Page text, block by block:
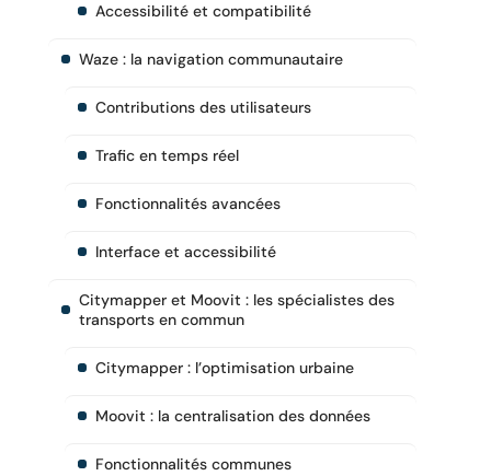
Accessibilité et compatibilité
Waze : la navigation communautaire
Contributions des utilisateurs
Trafic en temps réel
Fonctionnalités avancées
Interface et accessibilité
Citymapper et Moovit : les spécialistes des
transports en commun
Citymapper : l’optimisation urbaine
Moovit : la centralisation des données
Fonctionnalités communes